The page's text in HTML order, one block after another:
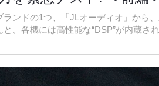
ランドの1つ、「JLオーディオ」から
と、各機には高性能な“DSP”が内蔵